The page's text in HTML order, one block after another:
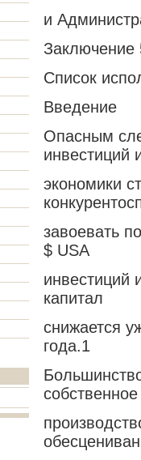
и
Заключение
Список
Введение
Опасным
инвестиций
экономики
завоевать
$ USA
инвестиций
капитал
снижается
года.1
собственное